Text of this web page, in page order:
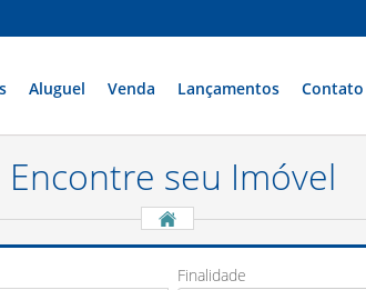
Aluguel Venda Lançamentos Contato
Encontre seu Imóvel
Finalidade